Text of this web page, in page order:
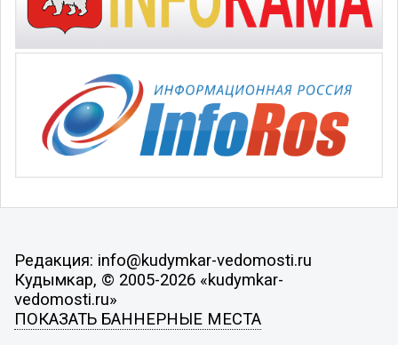
Редакция: info@kudymkar-vedomosti.ru
Кудымкар, © 2005-2026 «kudymkar-
vedomosti.ru»
ПОКАЗАТЬ БАННЕРНЫЕ МЕСТА